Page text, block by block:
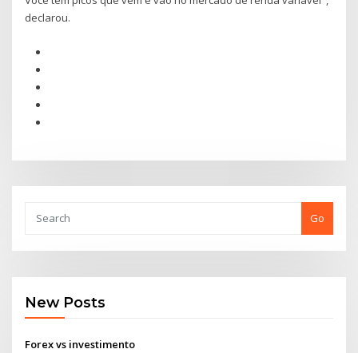
declarou.
Go
New Posts
Forex vs investimento